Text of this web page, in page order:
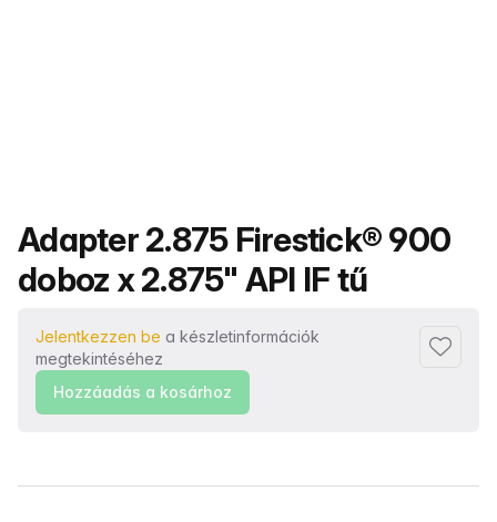
Termék neve
Adapter 2.875 Firestick® 900
doboz x 2.875" API IF tű
Jelentkezzen be a készletinformációk
megtekintéséhez
Hozzáadás a kosárhoz